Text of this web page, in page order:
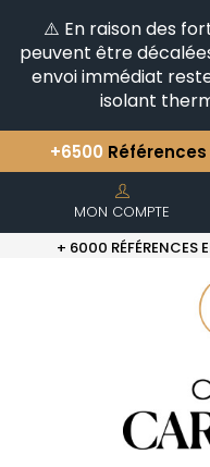
⚠️ En raison des
peuvent être
envoi immédiat
isolant
+6500
Vous avez une
Découvrez notre
MON COMPTE
+ 6000 RÉFÉRENCES